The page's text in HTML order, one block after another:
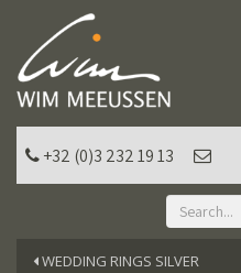
+32 (0)3 232 19 13
WEDDING RINGS SILVER